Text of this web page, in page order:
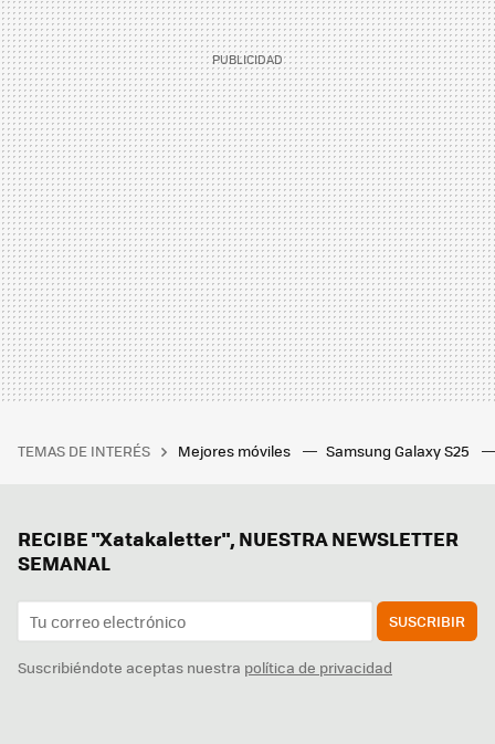
TEMAS DE INTERÉS Mejores móviles Samsung Galaxy S25
RECIBE "Xatakaletter", NUESTRA NEWSLETTER
SEMANAL
SUSCRIBIR
Suscribiéndote aceptas nuestra política de privacidad